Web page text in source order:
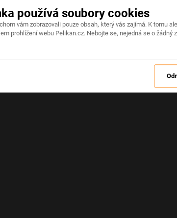
Na stránce došlo k neočekávané chybě
používá soubory cookies
vám zobrazovali pouze obsah, který vás zajímá. K tomu
prohlížení webu Pelikan.cz. Nebojte se, nejedná se o